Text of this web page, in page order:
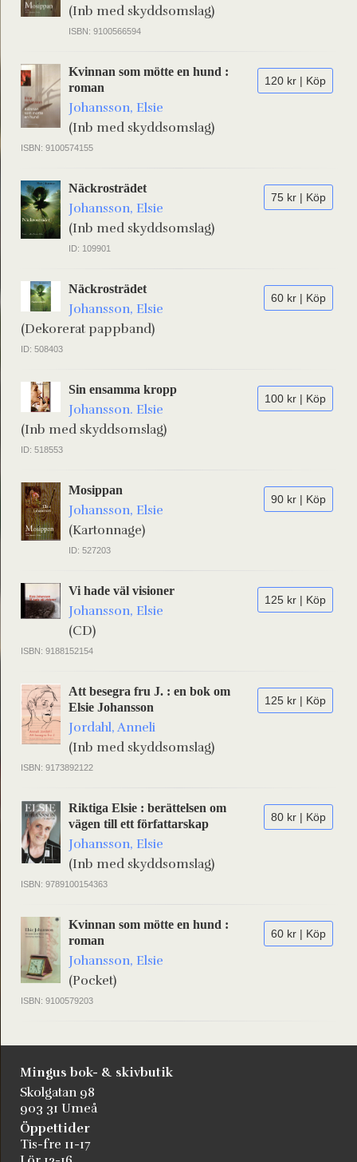
(Inb med skyddsomslag)
ISBN: 9100566594
120 kr | Köp
Kvinnan som mötte en hund :
roman
Johansson, Elsie
(Inb med skyddsomslag)
ISBN: 9100574155
75 kr | Köp
Näckrosträdet
Johansson, Elsie
(Inb med skyddsomslag)
ID: 109901
60 kr | Köp
Näckrosträdet
Johansson, Elsie
(Dekorerat pappband)
ID: 508403
100 kr | Köp
Sin ensamma kropp
Johansson. Elsie
(Inb med skyddsomslag)
ID: 518553
90 kr | Köp
Mosippan
Johansson, Elsie
(Kartonnage)
ID: 527203
125 kr | Köp
Vi hade väl visioner
Johansson, Elsie
(CD)
ISBN: 9188152154
125 kr | Köp
Att besegra fru J. : en bok om
Elsie Johansson
Jordahl, Anneli
(Inb med skyddsomslag)
ISBN: 9173892122
80 kr | Köp
Riktiga Elsie : berättelsen om
vägen till ett författarskap
Johansson, Elsie
(Inb med skyddsomslag)
ISBN: 9789100154363
60 kr | Köp
Kvinnan som mötte en hund :
roman
Johansson, Elsie
(Pocket)
ISBN: 9100579203
Mingus bok- & skivbutik
Skolgatan 98
903 31 Umeå
Öppettider
Tis-fre 11-17